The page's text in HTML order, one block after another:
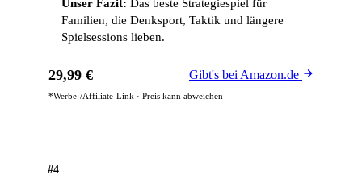
Unser Fazit: Das beste Strategiespiel für
Familien, die Denksport, Taktik und längere
Spielsessions lieben.
29,99 € Gibt's bei Amazon.de
*Werbe-/Affiliate-Link · Preis kann abweichen
#4